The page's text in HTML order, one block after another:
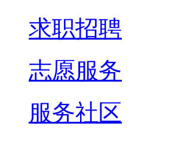
求职招聘
志愿服务
服务社区